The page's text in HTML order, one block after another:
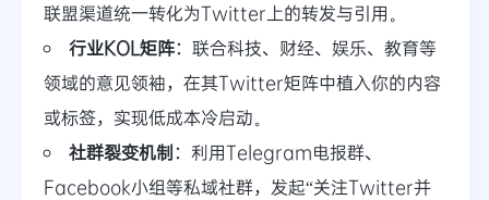
联盟渠道统一转化为Twitter上的转发与引用。
行业KOL矩阵：联合科技、财经、娱乐、教育等
领域的意见领袖，在其Twitter矩阵中植入你的内容
或标签，实现低成本冷启动。
社群裂变机制：利用Telegram电报群、
Facebook小组等私域社群，发起“关注Twitter并